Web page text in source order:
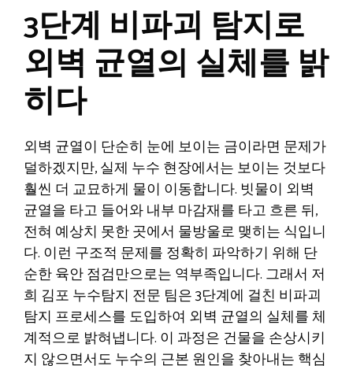
3단계 비파괴 탐지로
외벽 균열의 실체를 밝
히다
외벽 균열이 단순히 눈에 보이는 금이라면 문제가
덜하겠지만, 실제 누수 현장에서는 보이는 것보다
훨씬 더 교묘하게 물이 이동합니다. 빗물이 외벽
균열을 타고 들어와 내부 마감재를 타고 흐른 뒤,
전혀 예상치 못한 곳에서 물방울로 맺히는 식입니
다. 이런 구조적 문제를 정확히 파악하기 위해 단
순한 육안 점검만으로는 역부족입니다. 그래서 저
희 김포 누수탐지 전문 팀은 3단계에 걸친 비파괴
탐지 프로세스를 도입하여 외벽 균열의 실체를 체
계적으로 밝혀냅니다. 이 과정은 건물을 손상시키
지 않으면서도 누수의 근본 원인을 찾아내는 핵심